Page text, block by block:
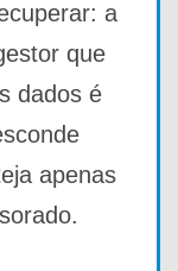
a
que
dados é
apenas